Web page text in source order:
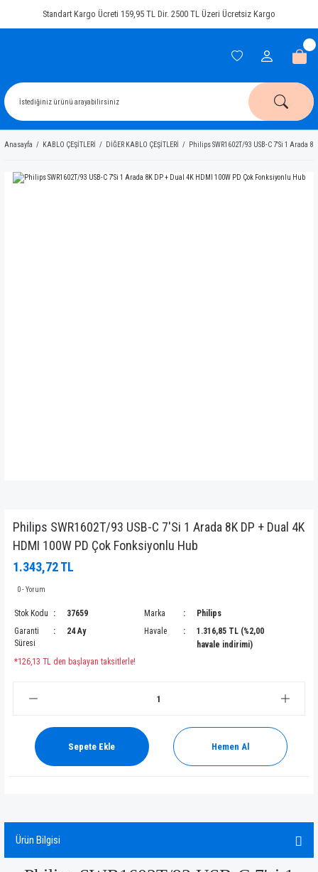
Standart Kargo Ücreti 159,95 TL Dir. 2500 TL Üzeri Ücretsiz Kargo
Anasayfa KABLO ÇEŞİTLERİ DİĞER KABLO ÇEŞİTLERİ Philips SWR1602T/93 USB-C 7'Si 1 Arada
Philips SWR1602T/93 USB-C 7'Si 1 Arada 8K DP + Dual 4K
HDMI 100W PD Çok Fonksiyonlu Hub
1.343,72 TL
0 - Yorum
Stok Kodu 37659 Marka
Philips
Garanti
Süresi
24 Ay Havale
1.316,85 TL (%2,00
havale indirimi)
*126,13 TL den başlayan taksitlerle!
Sepete Ekle Hemen Al
Ürün Bilgisi